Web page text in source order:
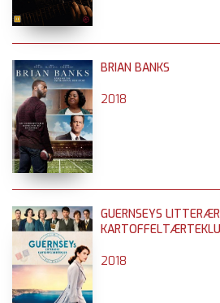
BRIAN BANKS
2018
GUERNSEYS
2018